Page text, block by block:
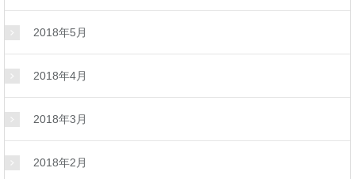
2018年5月
2018年4月
2018年3月
2018年2月